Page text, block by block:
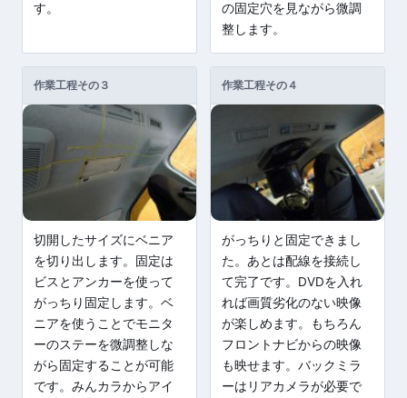
す。
の固定穴を見ながら微調
整します。
作業工程その３
切開したサイズにベニア
を切り出します。固定は
ビスとアンカーを使って
がっちり固定します。ベ
ニアを使うことでモニタ
ーのステーを微調整しな
がら固定することが可能
です。みんカラからアイ
作業工程その４
がっちりと固定できまし
た。あとは配線を接続し
て完了です。DVDを入れ
れば画質劣化のない映像
が楽しめます。もちろん
フロントナビからの映像
も映せます。バックミラ
ーはリアカメラが必要で